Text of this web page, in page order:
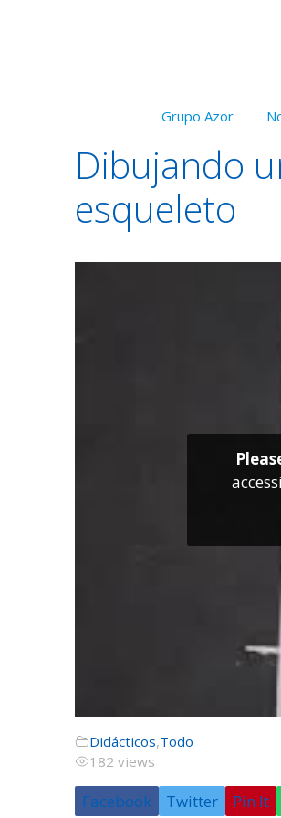
Grupo Azor
Dibujando
esqueleto
Didácticos,Todo
182 views
Facebook Twitter Pin It